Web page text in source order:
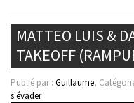
MATTEO LUIS &
TAKEOFF
Publié par : Guillaume,
s'évader